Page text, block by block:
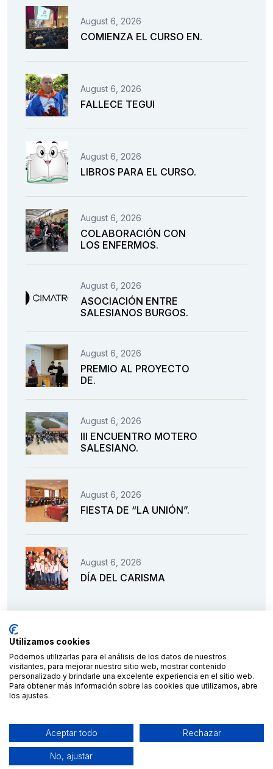
August 6, 2026
COMIENZA EL CURSO EN.
August 6, 2026
FALLECE TEGUI
August 6, 2026
LIBROS PARA EL CURSO.
August 6, 2026
COLABORACIÓN CON
LOS ENFERMOS.
August 6, 2026
ASOCIACIÓN ENTRE
SALESIANOS BURGOS.
August 6, 2026
PREMIO AL PROYECTO
DE.
August 6, 2026
III ENCUENTRO MOTERO
SALESIANO.
August 6, 2026
FIESTA DE “LA UNIÓN”.
August 6, 2026
DÍA DEL CARISMA
Utilizamos cookies
Podemos utilizarlas para el análisis de los datos de nuestros
visitantes, para mejorar nuestro sitio web, mostrar contenido
personalizado y brindarle una excelente experiencia en el sitio web.
Para obtener más información sobre las cookies que utilizamos, abre
los ajustes.
Aceptar todo Rechazar
No, ajustar